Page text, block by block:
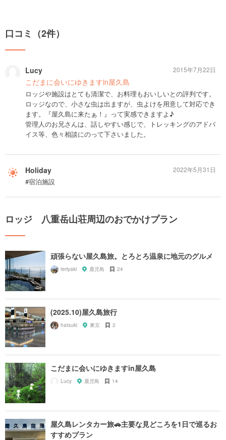
口コミ（2件）
Lucy
こだまに会いにゆきますin屋久島
ロッジや施設はとても清潔で、お料理もおいしいとの評判です。
ロッジなので、小さな虫は出ますが、虫よけを用意して対応でき
ます。『屋久島に来たぁ！』って実感できますよ♪
管理人のお兄さんは、話しやすい感じで、トレッキングのアドバ
イス等、色々相談にのって下さいました。
2015年7月22日
Holiday
#宿泊施設
2022年5月31日
ロッジ 八重岳山荘周辺のおでかけプラン
頑張らない屋久島旅。とろとろ温泉に地元のグルメ
teriyaki 鹿児島 24
(2025.10)屋久島旅行
hatsuki 東京 2
こだまに会いにゆきますin屋久島
Lucy 鹿児島 14
屋久島レンタカー旅🚗主要な見どころを1日で巡るお
すすめプラン